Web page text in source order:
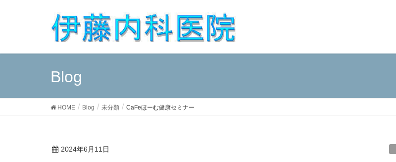
Blog
HOME Blog 未分類 CaFeほーむ健康セミナー
2024年6月11日